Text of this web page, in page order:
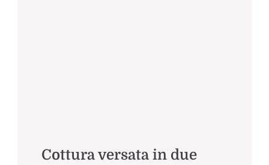
Cottura versata in due